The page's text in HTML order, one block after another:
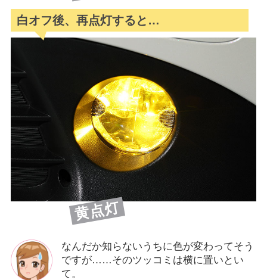
白オフ後、再点灯すると…
黄点灯
なんだか知らないうちに色が変わってそう
ですが……そのツッコミは横に置いとい
て。